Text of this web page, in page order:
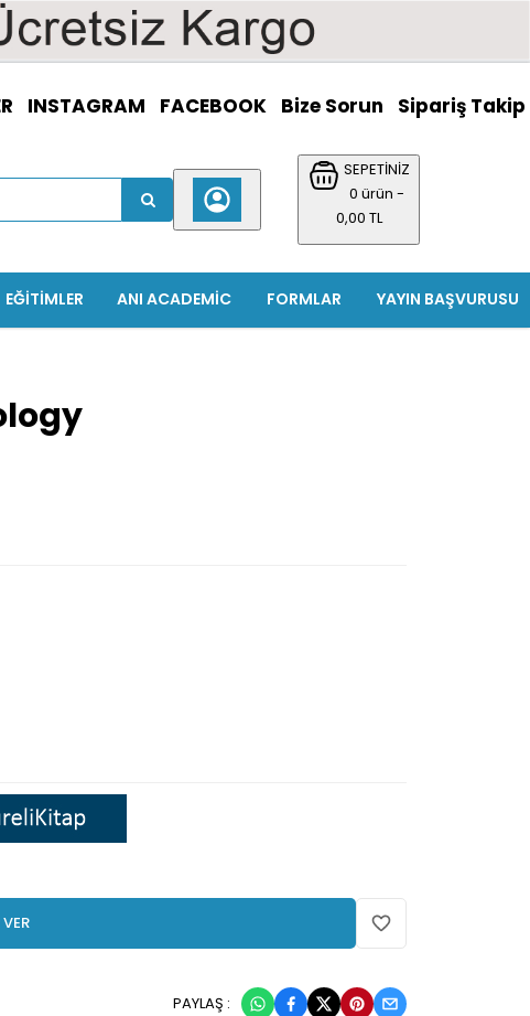
INSTAGRAM FACEBOOK Bize Sorun Sipariş Takip
SEPETİNİZ
0 ürün -
0,00 TL
YAYIN BAŞVURUSU
FORMLAR
ANI ACADEMIC
EĞITIMLER
PAYLAŞ :